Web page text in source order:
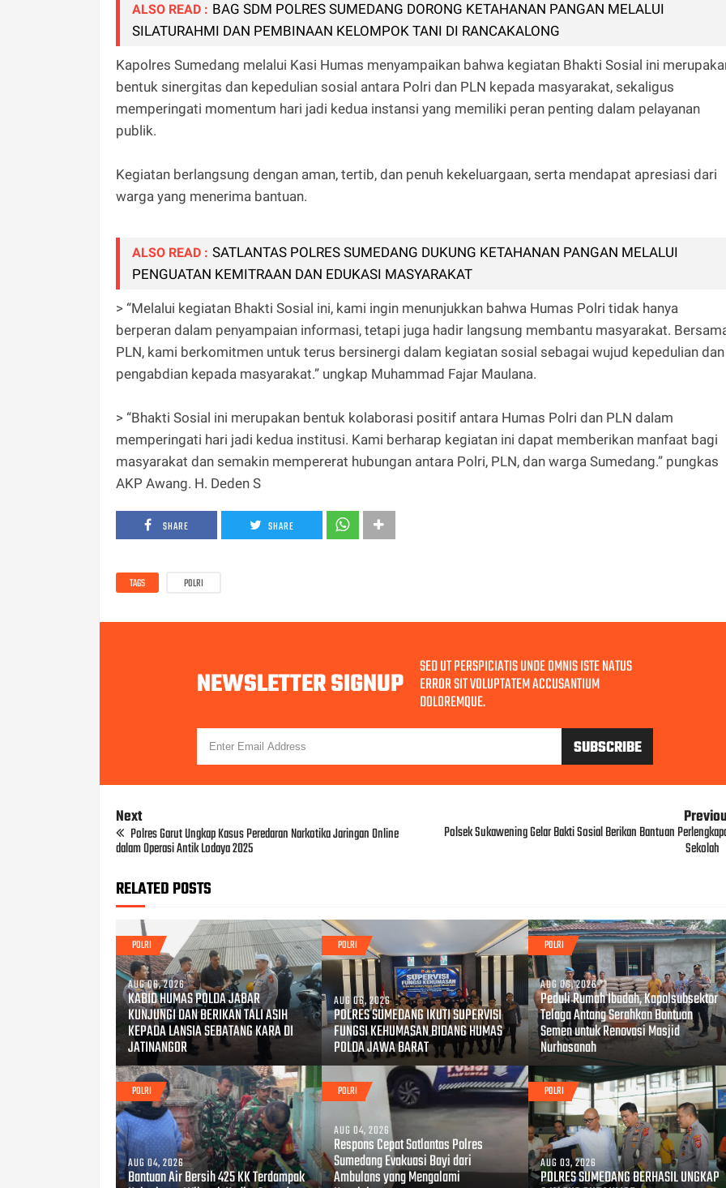
ALSO READ : BAG SDM POLRES SUMEDANG DORONG KETAHANAN PANGAN MELALUI
SILATURAHMI DAN PEMBINAAN KELOMPOK TANI DI RANCAKALONG
Kapolres Sumedang melalui Kasi Humas menyampaikan bahwa kegiatan Bhakti Sosial ini
bentuk sinergitas dan kepedulian sosial antara Polri dan PLN kepada masyarakat, sekaligus
memperingati momentum hari jadi kedua instansi yang memiliki peran penting dalam pelayanan
publik.
Kegiatan berlangsung dengan aman, tertib, dan penuh kekeluargaan, serta mendapat apresiasi dari
warga yang menerima bantuan.
ALSO READ : SATLANTAS POLRES SUMEDANG DUKUNG KETAHANAN PANGAN MELALUI
PENGUATAN KEMITRAAN DAN EDUKASI MASYARAKAT
> “Melalui kegiatan Bhakti Sosial ini, kami ingin menunjukkan bahwa Humas Polri tidak hanya
berperan dalam penyampaian informasi, tetapi juga hadir langsung membantu masyarakat.
PLN, kami berkomitmen untuk terus bersinergi dalam kegiatan sosial sebagai wujud kepedulian dan
pengabdian kepada masyarakat.” ungkap Muhammad Fajar Maulana.
> “Bhakti Sosial ini merupakan bentuk kolaborasi positif antara Humas Polri dan PLN dalam
memperingati hari jadi kedua institusi. Kami berharap kegiatan ini dapat memberikan manfaat bagi
masyarakat dan semakin mempererat hubungan antara Polri, PLN, dan warga Sumedang.” pungkas
AKP Awang. H. Deden S
SHARE SHARE
TAGS POLRI
NEWSLETTER SIGNUP SED UT PERSPICIATIS UNDE OMNIS ISTE NATUS
ERROR SIT VOLUPTATEM ACCUSANTIUM
DOLOREMQUE.
Next
Polres Garut Ungkap Kasus Peredaran Narkotika Jaringan Online
dalam Operasi Antik Lodaya 2025
Polsek Sukawening Gelar Bakti Sosial Berikan Bantuan
Sekolah
RELATED POSTS
POLRI
AUG 06, 2026
KABID HUMAS POLDA JABAR
KUNJUNGI DAN BERIKAN TALI ASIH
KEPADA LANSIA SEBATANG KARA DI
JATINANGOR
POLRI
AUG 06, 2026
POLRES SUMEDANG IKUTI SUPERVISI
FUNGSI KEHUMASAN BIDANG HUMAS
POLDA JAWA BARAT
POLRI
AUG 06, 2026
Peduli Rumah Ibadah, Kapolsubsektor
Telaga Antang Serahkan Bantuan
Semen untuk Renovasi Masjid
Nurhasanah
POLRI
AUG 04, 2026
Bantuan Air Bersih 425 KK Terdampak
POLRI
AUG 04, 2026
Respons Cepat Satlantas Polres
Sumedang Evakuasi Bayi dari
Ambulans yang Mengalami
POLRI
AUG 03, 2026
POLRES SUMEDANG BERHASIL UNGKAP